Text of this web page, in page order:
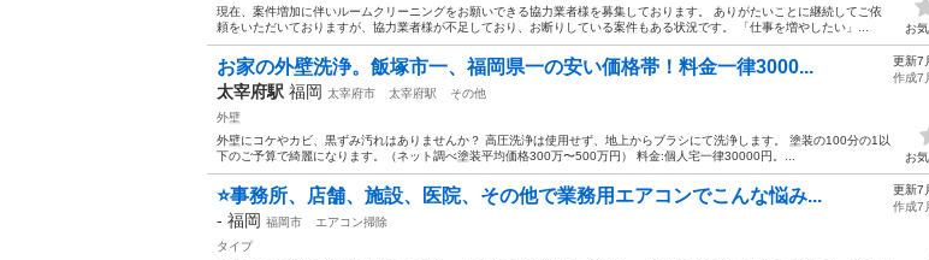
現在、案件増加に伴いルームクリーニングをお願いできる協力業者様を募集しております。 ありがたいことに継続してご依
頼をいただいておりますが、協力業者様が不足しており、お断りしている案件もある状況です。 「仕事を増やしたい」...
お
お家の外壁洗浄。飯塚市一、福岡県一の安い価格帯！料金一律3000...
太宰府駅 福岡 太宰府市 太宰府駅
その他
外壁
外壁にコケやカビ、黒ずみ汚れはありませんか？ 高圧洗浄は使用せず、地上からブラシにて洗浄します。 塗装の100分の1以
下のご予算で綺麗になります。（ネット調べ塗装平均価格300万〜500万円） 料金:個人宅一律30000円。...
更新7
作成7
お
⭐️事務所、店舗、施設、医院、その他で業務用エアコンでこんな悩み...
- 福岡 福岡市
エアコン掃除
タイプ
更新7
作成7